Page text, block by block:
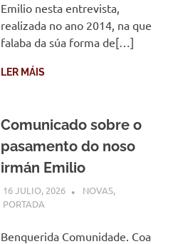
Emilio nesta entrevista,
realizada no ano 2014, na que
falaba da súa forma de[…]
LER MÁIS
Comunicado sobre o
pasamento do noso
irmán Emilio
16 JULIO, 2026 COMUNIDADE
NOVAS,
PORTADA
Benquerida Comunidade. Coa